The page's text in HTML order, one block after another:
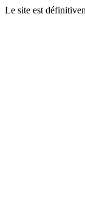
Le site est